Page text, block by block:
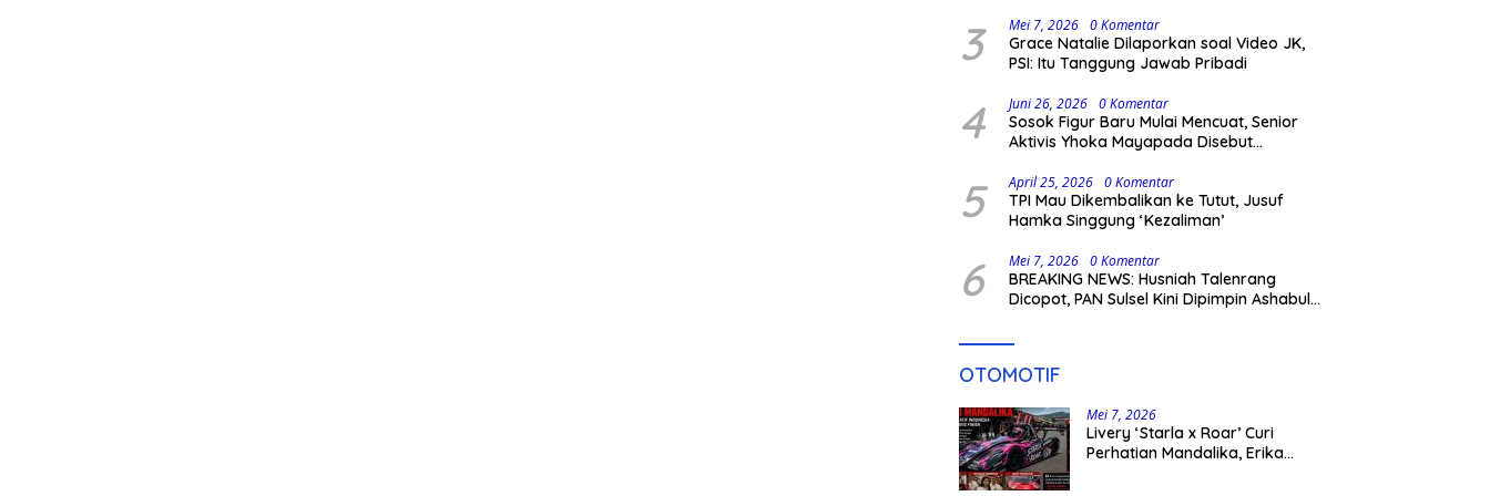
3 Mei 7, 2026 0 Komentar
Grace Natalie Dilaporkan soal Video JK,
PSI: Itu Tanggung Jawab Pribadi
4 Juni 26, 2026 0 Komentar
Sosok Figur Baru Mulai Mencuat, Senior
Aktivis Yhoka Mayapada Disebut
pada Pilkada 2029
5 April 25, 2026 0 Komentar
TPI Mau Dikembalikan ke Tutut, Jusuf
Hamka Singgung ‘Kezaliman’
6 Mei 7, 2026 0 Komentar
BREAKING NEWS: Husniah Talenrang
Dicopot, PAN Sulsel Kini Dipimpin Ashabul
OTOMOTIF
Mei 7, 2026
Livery ‘Starla x Roar’ Curi
Perhatian Mandalika, Erika